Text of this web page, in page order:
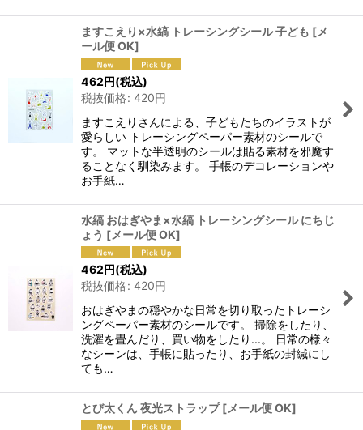
ますこえり×水縞 トレーシングシール 子ども [メ
ール便 OK]
462円(税込)
税抜価格: 420円
ますこえりさんによる、子どもたちのイラストが
愛らしい トレーシングペーパー素材のシールで
す。 マットな半透明のシールは貼る素材を邪魔す
ることなく馴染みます。 手帳のデコレーションや
お手紙…
水縞 おはぎやま×水縞 トレーシングシール にちじ
ょう [メール便 OK]
462円(税込)
税抜価格: 420円
おはぎやまの穏やかな日常を切り取ったトレーシ
ングペーパー素材のシールです。 掃除をしたり、
洗濯を畳んだり、買い物をしたり...。 日常の様々
なシーンは、手帳に貼ったり、お手紙の封緘にし
ても…
とび太くん 夜光ストラップ [メール便 OK]